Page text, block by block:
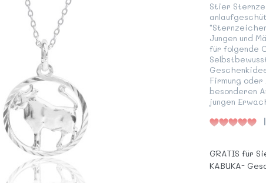
Stier
Jungen und
für folgende
Firmung
besonderen
jungen
GRATIS für
KABUKA-